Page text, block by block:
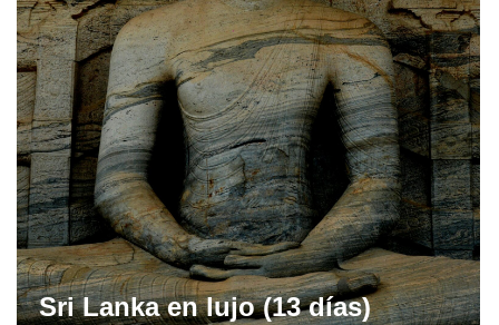
Sri Lanka en lujo (13 días)